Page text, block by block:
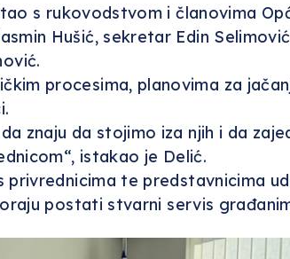
s rukovodstvom i članovima
Hušić, sekretar Edin
procesima, planovima za
znaju da stojimo iza njih i da
istakao je Delić.
te predstavnicima
postati stvarni servis